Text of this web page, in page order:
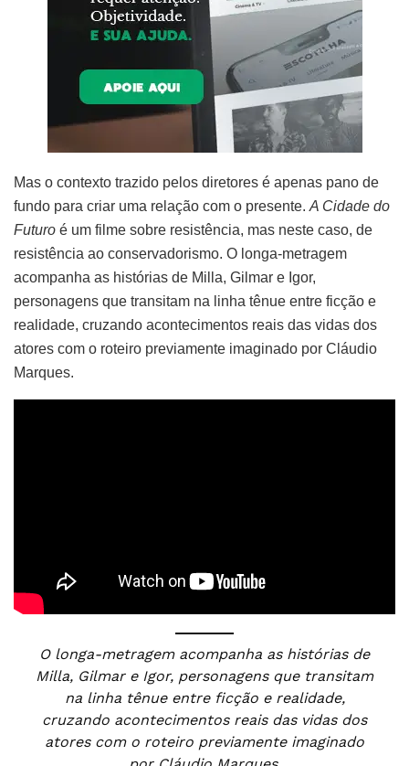
Mas o contexto trazido pelos diretores é apenas pano de
fundo para criar uma relação com o presente. A Cidade do
Futuro é um filme sobre resistência, mas neste caso, de
resistência ao conservadorismo. O longa-metragem
acompanha as histórias de Milla, Gilmar e Igor,
personagens que transitam na linha tênue entre ficção e
realidade, cruzando acontecimentos reais das vidas dos
atores com o roteiro previamente imaginado por Cláudio
Marques.
O longa-metragem acompanha as histórias de
Milla, Gilmar e Igor, personagens que transitam
na linha tênue entre ficção e realidade,
cruzando acontecimentos reais das vidas dos
atores com o roteiro previamente imaginado